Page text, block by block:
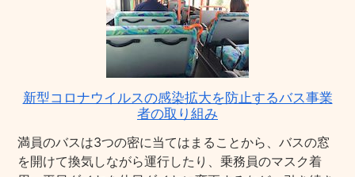
新型コロナウイルスの感染拡大を防止するバス事業
者の取り組み
満員のバスは3つの密に当てはまることから、バスの窓
を開けて換気しながら運行したり、乗務員のマスク着